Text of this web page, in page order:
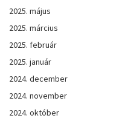
2025. május
2025. március
2025. február
2025. január
2024. december
2024. november
2024. október